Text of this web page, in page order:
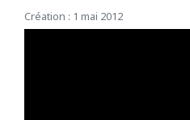
Création : 1 mai 2012